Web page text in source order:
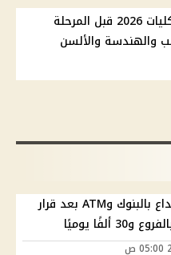
مؤشرات تنسيق الكليات 2026 قبل المرحلة
والهندسة والألسن
حدود السحب والإيداع بالبنوك وATM بعد قرار